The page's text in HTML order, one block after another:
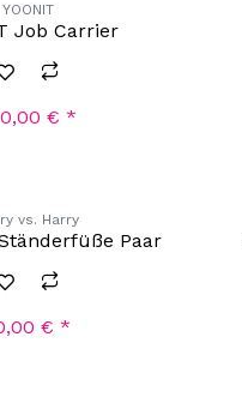
YOONIT
Job Carrier
€ *
vs. Harry
Paar
€ *